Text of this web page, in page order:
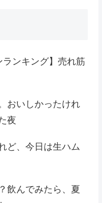
ランキング】売れ筋
おいしかったけれ
夜
ど、今日は生ハム
飲んでみたら、夏